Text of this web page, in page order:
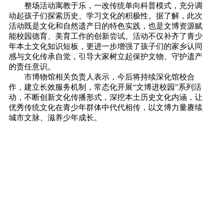
整场活动寓教于乐，一改传统单向科普模式，充分调
动起孩子们探索历史、学习文化的积极性。据了解，此次
活动既是文化和自然遗产日的特色实践，也是文博资源赋
能校园德育、美育工作的创新尝试。活动不仅补齐了青少
年本土文化知识短板，更进一步增强了孩子们的家乡认同
感与文化传承自觉，引导大家树立起保护文物、守护遗产
的责任意识。
市博物馆相关负责人表示，今后将持续深化馆校合
作，建立长效服务机制，常态化开展“文博进校园”系列活
动，不断创新文化传播形式，深挖本土历史文化内涵，让
优秀传统文化在青少年群体中代代相传，以文博力量赓续
城市文脉、滋养少年成长。